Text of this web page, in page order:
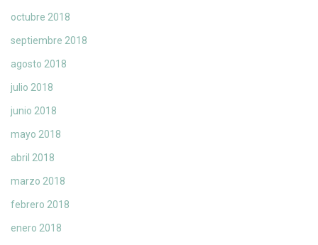
octubre 2018
septiembre 2018
agosto 2018
julio 2018
junio 2018
mayo 2018
abril 2018
marzo 2018
febrero 2018
enero 2018